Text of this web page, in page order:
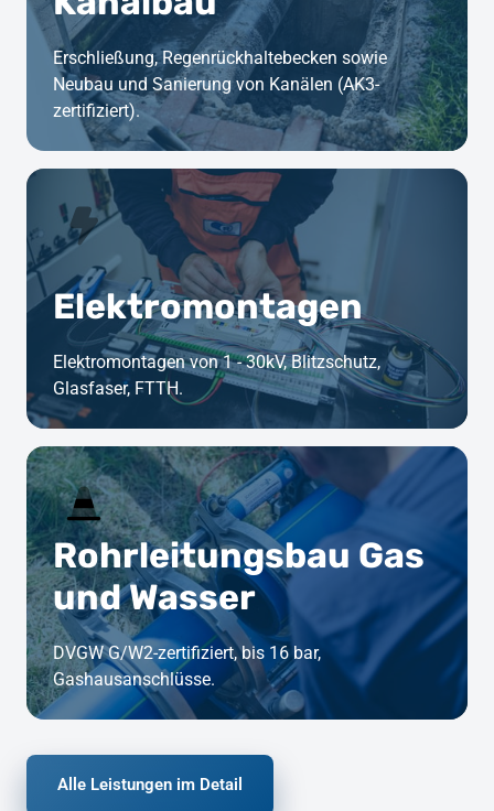
Erschließung, Regenrückhaltebecken sowie
Neubau und Sanierung von Kanälen (AK3-
zertifiziert).
Elektromontagen
Elektromontagen von 1 - 30kV, Blitzschutz,
Glasfaser, FTTH.
Rohrleitungsbau Gas
und Wasser
DVGW G/W2-zertifiziert, bis 16 bar,
Gashausanschlüsse.
Alle Leistungen im Detail